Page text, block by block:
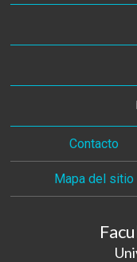
Contacto
Mapa del sitio